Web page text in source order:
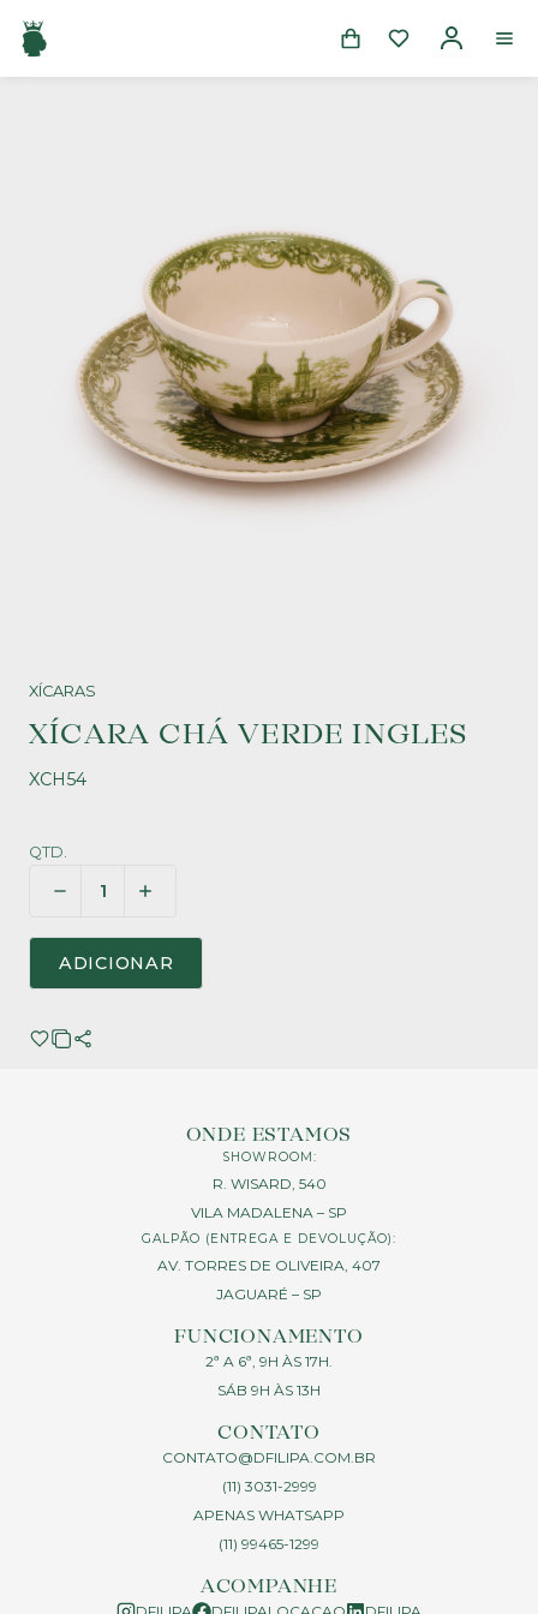
XÍCARAS
XÍCARA CHÁ VERDE INGLES
XCH54
QTD.
ADICIONAR
ONDE ESTAMOS
SHOWROOM:
R. WISARD, 540
VILA MADALENA – SP
GALPÃO (ENTREGA E DEVOLUÇÃO):
AV. TORRES DE OLIVEIRA, 407
JAGUARÉ – SP
FUNCIONAMENTO
2ª A 6ª, 9H ÀS 17H.
SÁB 9H ÀS 13H
CONTATO
CONTATO@DFILIPA.COM.BR
(11) 3031-2999
APENAS WHATSAPP
(11) 99465-1299
ACOMPANHE